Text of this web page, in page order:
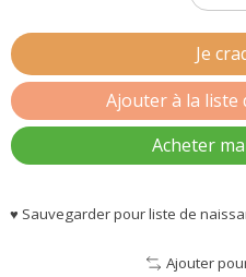
Je
Ajouter à la liste
Acheter
♥ Sauvegarder pour liste de
Ajouter